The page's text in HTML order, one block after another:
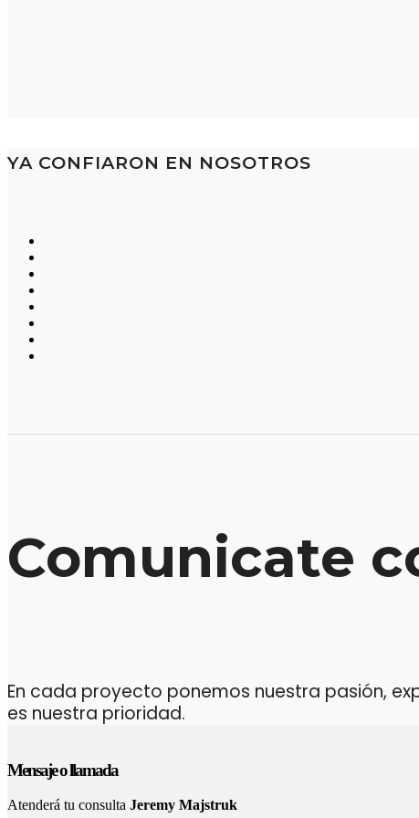
YA CONFIARON EN NOSOTROS
Comunicate
En cada proyecto ponemos nuestra pasión,
es nuestra prioridad.
Mensaje o llamada
Atenderá tu consulta Jeremy Majstruk